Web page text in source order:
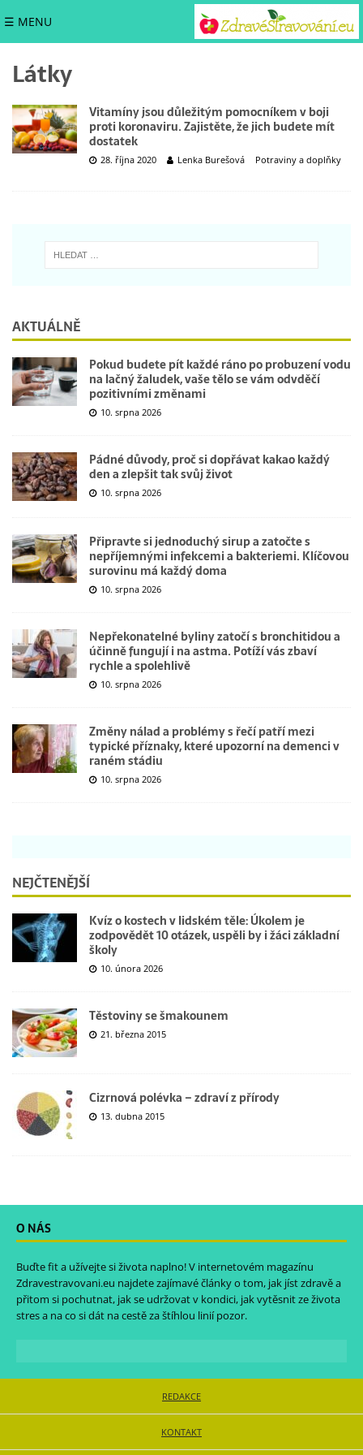
☰ MENU
Látky
Vitamíny jsou důležitým pomocníkem v boji
proti koronaviru. Zajistěte, že jich budete mít
dostatek
28. října 2020 Lenka Burešová Potraviny a doplňky
AKTUÁLNĚ
Pokud budete pít každé ráno po probuzení vodu
na lačný žaludek, vaše tělo se vám odvděčí
pozitivními změnami
10. srpna 2026
Pádné důvody, proč si dopřávat kakao každý
den a zlepšit tak svůj život
10. srpna 2026
Připravte si jednoduchý sirup a zatočte s
nepříjemnými infekcemi a bakteriemi. Klíčovou
surovinu má každý doma
10. srpna 2026
Nepřekonatelné byliny zatočí s bronchitidou a
účinně fungují i na astma. Potíží vás zbaví
rychle a spolehlivě
10. srpna 2026
Změny nálad a problémy s řečí patří mezi
typické příznaky, které upozorní na demenci v
raném stádiu
10. srpna 2026
NEJČTENĚJŠÍ
Kvíz o kostech v lidském těle: Úkolem je
zodpovědět 10 otázek, uspěli by i žáci základní
školy
10. února 2026
Těstoviny se šmakounem
21. března 2015
Cizrnová polévka – zdraví z přírody
13. dubna 2015
O NÁS
Buďte fit a užívejte si života naplno! V internetovém magazínu
Zdravestravovani.eu najdete zajímavé články o tom, jak jíst zdravě a
přitom si pochutnat, jak se udržovat v kondici, jak vytěsnit ze života
stres a na co si dát na cestě za štíhlou linií pozor.
REDAKCE
KONTAKT